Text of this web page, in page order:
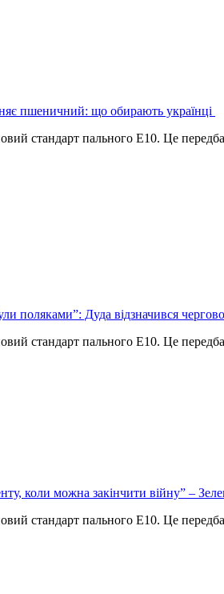
пшеничний: що обирають українці
стандарт пального Е10. Це
поляками”: Дуда відзначився
стандарт пального Е10. Це
коли можна закінчити війну” –
стандарт пального Е10. Це